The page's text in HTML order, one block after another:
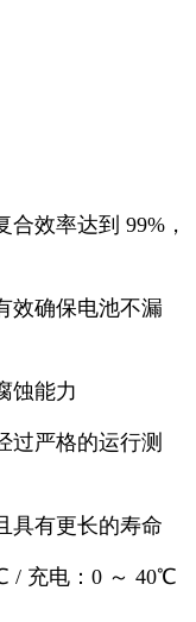
效率达到 99%，
效确保电池不漏
蚀能力
过严格的运行测
具有更长的寿命
/ 充电：0 ～ 40℃